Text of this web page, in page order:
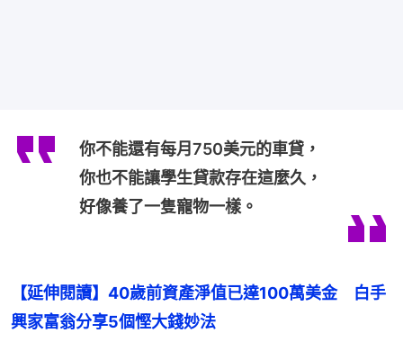
你不能還有每月750美元的車貸，
你也不能讓學生貸款存在這麼久，
好像養了一隻寵物一樣。
【延伸閱讀】40歲前資產淨值已達100萬美金　白手
興家富翁分享5個慳大錢妙法